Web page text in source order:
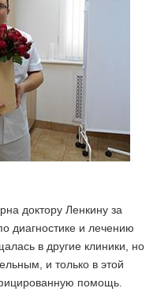
доктору Ленкину за
диагностике и лечению
в другие клиники, но
и только в этой
помощь.